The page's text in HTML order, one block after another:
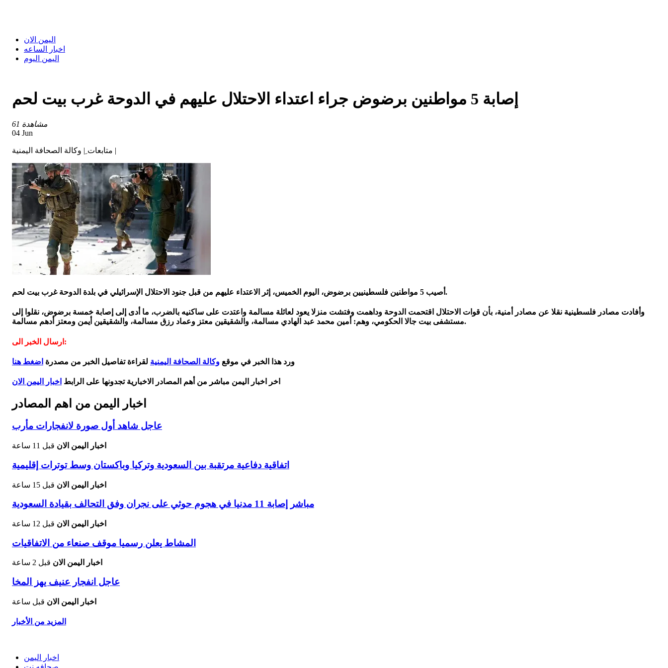
اليمن الان
اخبار الساعه
اليمن اليوم
إصابة 5 مواطنين برضوض جراء اعتداء الاحتلال عليهم في الدوحة غرب بيت لحم
61 مشاهدة
04 Jun
متابعات ِ| وكالة الصحافة اليمنية |
أصيب 5 مواطنين فلسطينيين برضوض، اليوم الخميس، إثر الاعتداء عليهم من قبل جنود الاحتلال الإسرائيلي في بلدة الدوحة غرب بيت لحم.
وأفادت مصادر فلسطينية نقلا عن مصادر أمنية، بأن قوات الاحتلال اقتحمت الدوحة وداهمت وفتشت منزلا يعود لعائلة مسالمة واعتدت على ساكنيه بالضرب، ما أدى إلى إصابة خمسة برضوض، نقلوا إلى
مستشفى بيت جالا الحكومي، وهم: أمين محمد عبد الهادي مسالمة، والشقيقين معتز وعماد رزق مسالمة، والشقيقين أيمن ومعتز أدهم مسالمة.
ارسال الخبر الى:
ورد هذا الخبر في موقع وكالة الصحافة اليمنية لقراءة تفاصيل الخبر من مصدرة اضغط هنا
اخر اخبار اليمن مباشر من أهم المصادر الاخبارية تجدونها على الرابط اخبار اليمن الان
اخبار اليمن من اهم المصادر
عاجل شاهد أول صورة لانفجارات مأرب
اخبار اليمن الان قبل 11 ساعة
اتفاقية دفاعية مرتقبة بين السعودية وتركيا وباكستان وسط توترات إقليمية
اخبار اليمن الان قبل 15 ساعة
مباشر إصابة 11 مدنيا في هجوم حوثي على نجران وفق التحالف بقيادة السعودية
اخبار اليمن الان قبل 12 ساعة
المشاط يعلن رسميا موقف صنعاء من الاتفاقيات
اخبار اليمن الان قبل 2 ساعة
عاجل انفجار عنيف يهز المخا
اخبار اليمن الان قبل ساعة
المزيد من الأخبار
اخبار اليمن